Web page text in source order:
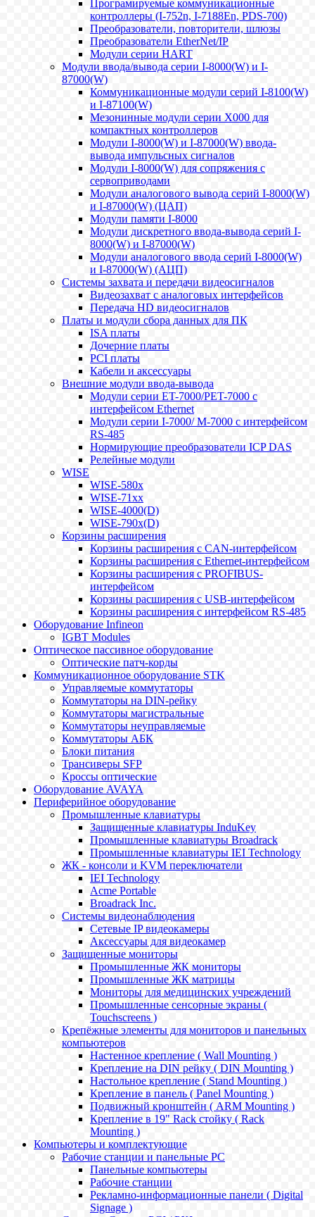
Програмируемые коммуникационные
контроллеры (I-752n, I-7188En, PDS-700)
Преобразователи, повторители, шлюзы
Преобразователи EtherNet/IP
Модули серии HART
Модули ввода/вывода серии I-8000(W) и I-
87000(W)
Коммуникационные модули серий I-8100(W)
и I-87100(W)
Мезонинные модули серии X000 для
компактных контроллеров
Модули I-8000(W) и I-87000(W) ввода-
вывода импульсных сигналов
Модули I-8000(W) для сопряжения с
сервоприводами
Модули аналогового вывода серий I-8000(W)
и I-87000(W) (ЦАП)
Модули памяти I-8000
Модули дискретного ввода-вывода серий I-
8000(W) и I-87000(W)
Модули аналогового ввода серий I-8000(W)
и I-87000(W) (АЦП)
Системы захвата и передачи видеосигналов
Видеозахват с аналоговых интерфейсов
Передача HD видеосигналов
Платы и модули сбора данных для ПК
ISA платы
Дочерние платы
PCI платы
Кабели и аксессуары
Внешние модули ввода-вывода
Модули серии ET-7000/PET-7000 с
интерфейсом Ethernet
Модули серии I-7000/ M-7000 с интерфейсом
RS-485
Нормирующие преобразователи ICP DAS
Релейные модули
WISE
WISE-580x
WISE-71xx
WISE-4000(D)
WISE-790x(D)
Корзины расширения
Корзины расширения с CAN-интерфейсом
Корзины расширения с Ethernet-интерфейсом
Корзины расширения с PROFIBUS-
интерфейсом
Корзины расширения с USB-интерфейсом
Корзины расширения с интерфейсом RS-485
Оборудование Infineon
IGBT Modules
Оптическое пассивное оборудование
Оптические патч-корды
Коммуникационное оборудование STK
Управляемые коммутаторы
Коммутаторы на DIN-рейку
Коммутаторы магистральные
Коммутаторы неуправляемые
Коммутаторы АБК
Блоки питания
Трансиверы SFP
Кроссы оптические
Оборудование AVAYA
Периферийное оборудование
Промышленные клавиатуры
Защищенные клавиатуры InduKey
Промышленные клавиатуры Broadrack
Промышленные клавиатуры IEI Technology
ЖК - консоли и KVM переключатели
IEI Technology
Acme Portable
Broadrack Inc.
Системы видеонаблюдения
Сетевые IP видеокамеры
Аксессуары для видеокамер
Защищенные мониторы
Промышленные ЖК мониторы
Промышленные ЖК матрицы
Мониторы для медицинских учреждений
Промышленные сенсорные экраны (
Touchscreens )
Крепёжные элементы для мониторов и панельных
компьютеров
Настенное крепление ( Wall Mounting )
Крепление на DIN рейку ( DIN Mounting )
Настольное крепление ( Stand Mounting )
Крепление в панель ( Panel Mounting )
Подвижный кронштейн ( ARM Mounting )
Крепление в 19" Rack стойку ( Rack
Mounting )
Компьютеры и комплектующие
Рабочие станции и панельные РС
Панельные компьютеры
Рабочие станции
Рекламно-информационные панели ( Digital
Signage )